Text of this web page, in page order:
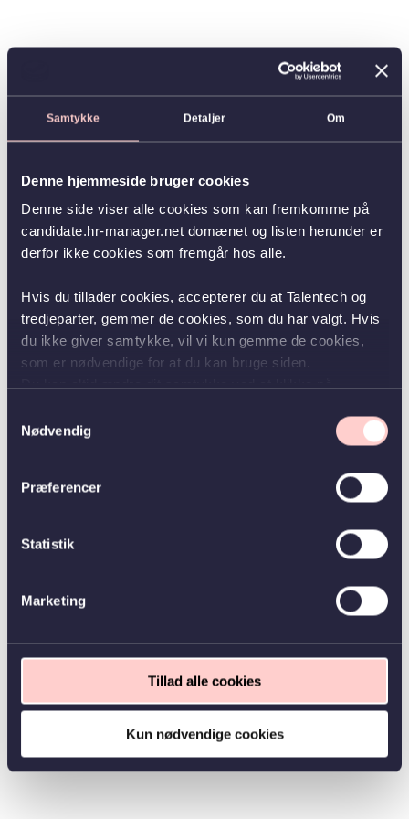
Samtykke Detaljer Om
Denne hjemmeside bruger cookies
Denne side viser alle cookies som kan fremkomme på
candidate.hr-manager.net domænet og listen herunder er
derfor ikke cookies som fremgår hos alle.
Hvis du tillader cookies, accepterer du at Talentech og
tredjeparter, gemmer de cookies, som du har valgt. Hvis
du ikke giver samtykke, vil vi kun gemme de cookies,
som er nødvendige for at du kan bruge siden.
Nødvendig
Præferencer
Statistik
Marketing
Tillad alle cookies
Kun nødvendige cookies